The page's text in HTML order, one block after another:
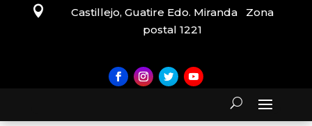

Castillejo, Guatire Edo. Miranda Zona
postal 1221